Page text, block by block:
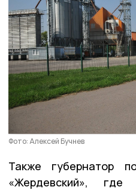
Фото: Алексей Бучнев
Также губернатор
«Жердевский»,